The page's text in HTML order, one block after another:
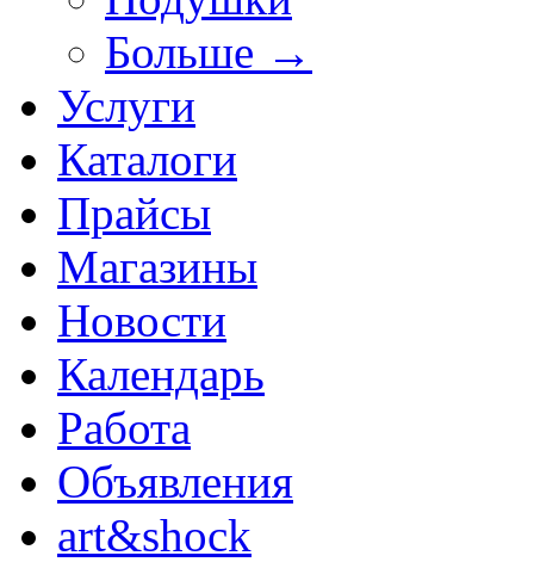
Больше →
Услуги
Каталоги
Прайсы
Магазины
Новости
Календарь
Работа
Объявления
art&shock